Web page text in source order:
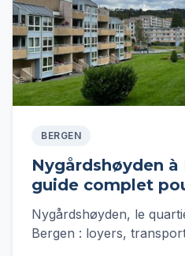
BERGEN
Nygårdshøyden à
guide complet
Nygårdshøyden, le
Bergen : loyers,